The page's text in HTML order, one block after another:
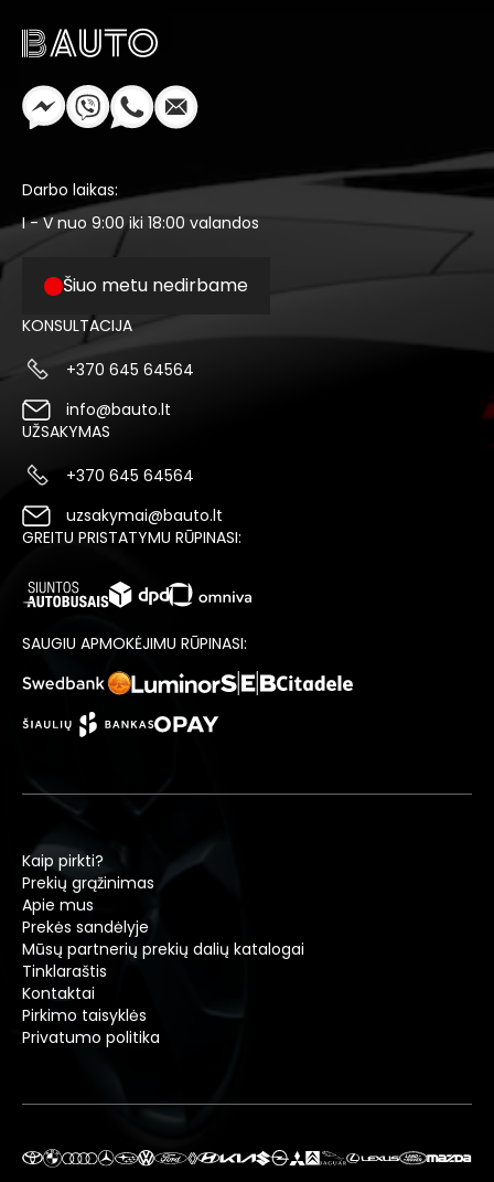
Darbo laikas:
I - V nuo 9:00 iki 18:00 valandos
Šiuo metu nedirbame
KONSULTACIJA
+370 645 64564
info@bauto.lt
UŽSAKYMAS
+370 645 64564
uzsakymai@bauto.lt
GREITU PRISTATYMU RŪPINASI:
SAUGIU APMOKĖJIMU RŪPINASI:
Kaip pirkti?
Prekių grąžinimas
Apie mus
Prekės sandėlyje
Mūsų partnerių prekių dalių katalogai
Tinklaraštis
Kontaktai
Pirkimo taisyklės
Privatumo politika